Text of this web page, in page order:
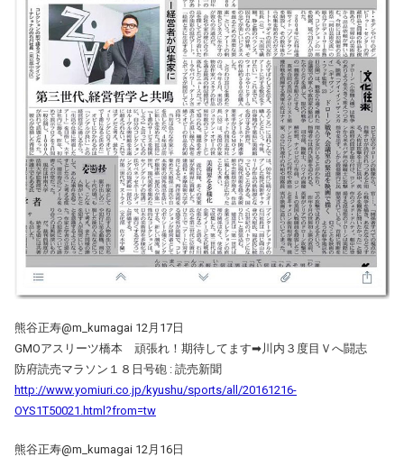
熊谷正寿@m_kumagai 12月17日
GMOアスリーツ橋本 頑張れ！期待してます➡︎川内３度目Ｖへ闘志
防府読売マラソン１８日号砲 : 読売新聞
http://www.yomiuri.co.jp/kyushu/sports/all/20161216-
OYS1T50021.html?from=tw
熊谷正寿@m_kumagai 12月16日